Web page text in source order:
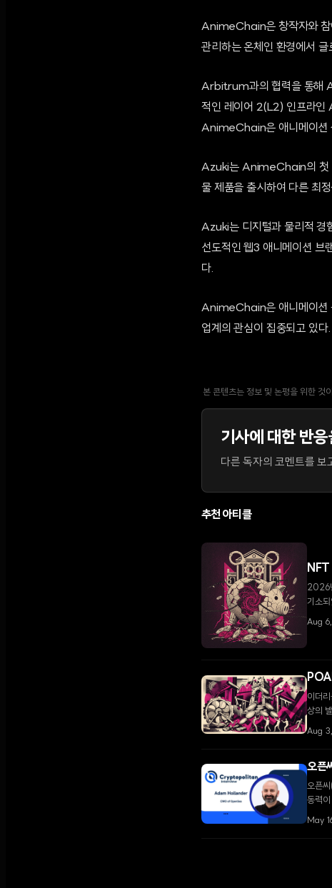
AnimeChain은 창작자와 참
관리하는 온체인 환경에서
Arbitrum과의 협력을 통해
적인 레이어 2(L2) 인프라
AnimeChain은 애니메이션
Azuki는 AnimeChain의 첫
물 제품을 출시하여 다른 최
Azuki는 디지털과 물리적 경
선도적인 웹3 애니메이션 브
다.
AnimeChain은 애니메이션
업계의 관심이 집중되고 있다.
본 콘텐츠는 정보 및 논평을 위한 것
기사에 대한 반
다른 독자의 코멘트를 보
추천 아티클
NFT
2026
기소
Aug
이더
상의
Aug
오픈
오픈
동력
May